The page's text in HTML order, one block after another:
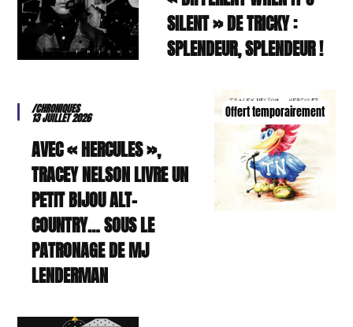
SILENT » DE TRICKY :
SPLENDEUR, SPLENDEUR !
Offert temporairement
/CHRONIQUES
13 JUILLET 2026
AVEC « HERCULES »,
TRACEY NELSON LIVRE UN
PETIT BIJOU ALT-
COUNTRY… SOUS LE
PATRONAGE DE MJ
LENDERMAN